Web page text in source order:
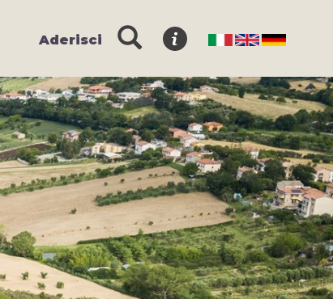
Aderisci